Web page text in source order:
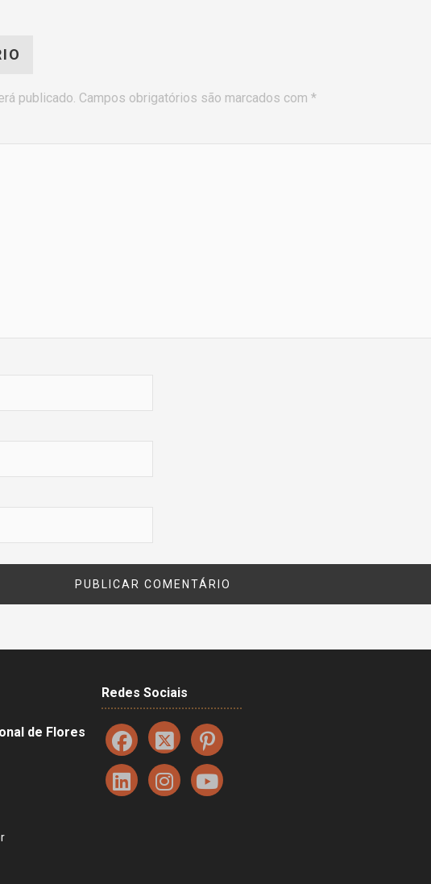
publicado. Campos obrigatórios são marcados com *
de Flores
Redes Sociais